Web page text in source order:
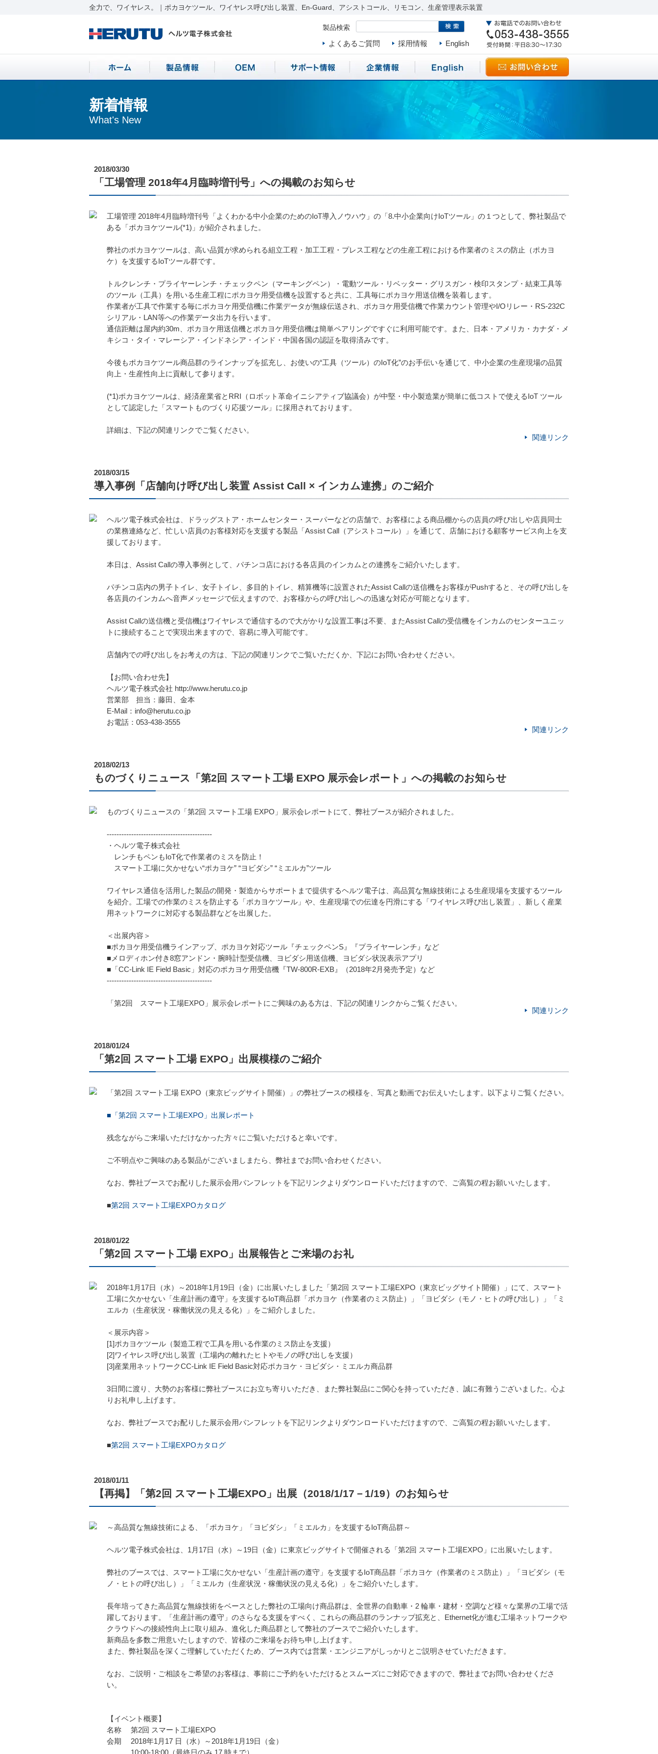
全力で、ワイヤレス。｜ポカヨケツール、ワイヤレス呼び出し装置、En-Guard、アシストコール、リモコン、生産管理表示装置
製品検索
よくあるご質問 採用情報 English
新着情報
What's New
2018/03/30
「工場管理 2018年4月臨時増刊号」への掲載のお知らせ
工場管理 2018年4月臨時増刊号「よくわかる中小企業のためのIoT導入ノウハウ」の「8.中小企業向けIoTツール」の１つとして、弊社製品で
ある「ポカヨケツール(*1)」が紹介されました。
弊社のポカヨケツールは、高い品質が求められる組立工程・加工工程・プレス工程などの生産工程における作業者のミスの防止（ポカヨ
ケ）を支援するIoTツール群です。
トルクレンチ・プライヤーレンチ・チェックペン（マーキングペン）・電動ツール・リベッター・グリスガン・検印スタンプ・結束工具等
のツール（工具）を用いる生産工程にポカヨケ用受信機を設置すると共に、工具毎にポカヨケ用送信機を装着します。
作業者が工具で作業する毎にポカヨケ用受信機に作業データが無線伝送され、ポカヨケ用受信機で作業カウント管理やI/Oリレー・RS-232C
シリアル・LAN等への作業データ出力を行います。
通信距離は屋内約30m、ポカヨケ用送信機とポカヨケ用受信機は簡単ペアリングですぐに利用可能です。また、日本・アメリカ・カナダ・メ
キシコ・タイ・マレーシア・インドネシア・インド・中国各国の認証を取得済みです。
今後もポカヨケツール商品群のラインナップを拡充し、お使いの“工具（ツール）のIoT化”のお手伝いを通じて、中小企業の生産現場の品質
向上・生産性向上に貢献して参ります。
(*1)ポカヨケツールは、経済産業省とRRI（ロボット革命イニシアティブ協議会）が中堅・中小製造業が簡単に低コストで使えるIoT ツール
として認定した「スマートものづくり応援ツール」に採用されております。
詳細は、下記の関連リンクでご覧ください。
関連リンク
2018/03/15
導入事例「店舗向け呼び出し装置 Assist Call × インカム連携」のご紹介
ヘルツ電子株式会社は、ドラッグストア・ホームセンター・スーパーなどの店舗で、お客様による商品棚からの店員の呼び出しや店員同士
の業務連絡など、忙しい店員のお客様対応を支援する製品「Assist Call（アシストコール）」を通じて、店舗における顧客サービス向上を支
援しております。
本日は、Assist Callの導入事例として、パチンコ店における各店員のインカムとの連携をご紹介いたします。
パチンコ店内の男子トイレ、女子トイレ、多目的トイレ、精算機等に設置されたAssist Callの送信機をお客様がPushすると、その呼び出しを
各店員のインカムへ音声メッセージで伝えますので、お客様からの呼び出しへの迅速な対応が可能となります。
Assist Callの送信機と受信機はワイヤレスで通信するので大がかりな設置工事は不要、またAssist Callの受信機をインカムのセンターユニッ
トに接続することで実現出来ますので、容易に導入可能です。
店舗内での呼び出しをお考えの方は、下記の関連リンクでご覧いただくか、下記にお問い合わせください。
【お問い合わせ先】
ヘルツ電子株式会社 http://www.herutu.co.jp
営業部 担当：藤田、金本
E-Mail：info@herutu.co.jp
お電話：053-438-3555
関連リンク
2018/02/13
ものづくりニュース「第2回 スマート工場 EXPO 展示会レポート」への掲載のお知らせ
ものづくりニュースの「第2回 スマート工場 EXPO」展示会レポートにて、弊社ブースが紹介されました。
-------------------------------------------
・ヘルツ電子株式会社
レンチもペンもIoT化で作業者のミスを防止！
スマート工場に欠かせない“ポカヨケ” “ヨビダシ” “ミエルカ”ツール
ワイヤレス通信を活用した製品の開発・製造からサポートまで提供するヘルツ電子は、高品質な無線技術による生産現場を支援するツール
を紹介。工場での作業のミスを防止する「ポカヨケツール」や、生産現場での伝達を円滑にする「ワイヤレス呼び出し装置」、新しく産業
用ネットワークに対応する製品群などを出展した。
＜出展内容＞
■ポカヨケ用受信機ラインアップ、ポカヨケ対応ツール『チェックペンS』『プライヤーレンチ』など
■メロディホン付き8窓アンドン・腕時計型受信機、ヨビダシ用送信機、ヨビダシ状況表示アプリ
■「CC-Link IE Field Basic」対応のポカヨケ用受信機『TW-800R-EXB』（2018年2月発売予定）など
-------------------------------------------
「第2回 スマート工場EXPO」展示会レポートにご興味のある方は、下記の関連リンクからご覧ください。
関連リンク
2018/01/24
「第2回 スマート工場 EXPO」出展模様のご紹介
「第2回 スマート工場 EXPO（東京ビッグサイト開催）」の弊社ブースの模様を、写真と動画でお伝えいたします。以下よりご覧ください。
■「第2回 スマート工場EXPO」出展レポート
残念ながらご来場いただけなかった方々にご覧いただけると幸いです。
ご不明点やご興味のある製品がございましまたら、弊社までお問い合わせください。
なお、弊社ブースでお配りした展示会用パンフレットを下記リンクよりダウンロードいただけますので、ご高覧の程お願いいたします。
■第2回 スマート工場EXPOカタログ
2018/01/22
「第2回 スマート工場 EXPO」出展報告とご来場のお礼
2018年1月17日（水）～2018年1月19日（金）に出展いたしました「第2回 スマート工場EXPO（東京ビッグサイト開催）」にて、スマート
工場に欠かせない「生産計画の遵守」を支援するIoT商品群「ポカヨケ（作業者のミス防止）」「ヨビダシ（モノ・ヒトの呼び出し）」「ミ
エルカ（生産状況・稼働状況の見える化）」をご紹介しました。
＜展示内容＞
[1]ポカヨケツール（製造工程で工具を用いる作業のミス防止を支援）
[2]ワイヤレス呼び出し装置（工場内の離れたヒトやモノの呼び出しを支援）
[3]産業用ネットワークCC-Link IE Field Basic対応ポカヨケ・ヨビダシ・ミエルカ商品群
3日間に渡り、大勢のお客様に弊社ブースにお立ち寄りいただき、また弊社製品にご関心を持っていただき、誠に有難うございました。心よ
りお礼申し上げます。
なお、弊社ブースでお配りした展示会用パンフレットを下記リンクよりダウンロードいただけますので、ご高覧の程お願いいたします。
■第2回 スマート工場EXPOカタログ
2018/01/11
【再掲】「第2回 スマート工場EXPO」出展（2018/1/17－1/19）のお知らせ
～高品質な無線技術による、「ポカヨケ」「ヨビダシ」「ミエルカ」を支援するIoT商品群～
ヘルツ電子株式会社は、1月17日（水）～19日（金）に東京ビッグサイトで開催される「第2回 スマート工場EXPO」に出展いたします。
弊社のブースでは、スマート工場に欠かせない「生産計画の遵守」を支援するIoT商品群「ポカヨケ（作業者のミス防止）」「ヨビダシ（モ
ノ・ヒトの呼び出し）」「ミエルカ（生産状況・稼働状況の見える化）」をご紹介いたします。
長年培ってきた高品質な無線技術をベースとした弊社の工場向け商品群は、全世界の自動車・2 輪車・建材・空調など様々な業界の工場で活
躍しております。「生産計画の遵守」のさらなる支援をすべく、これらの商品群のランナップ拡充と、Ethernet化が進む工場ネットワークや
クラウドへの接続性向上に取り組み、進化した商品群として弊社のブースでご紹介いたします。
新商品を多数ご用意いたしますので、皆様のご来場をお待ち申し上げます。
また、弊社製品を深くご理解していただくため、ブース内では営業・エンジニアがしっかりとご説明させていただきます。
なお、ご説明・ご相談をご希望のお客様は、事前にご予約をいただけるとスムーズにご対応できますので、弊社までお問い合わせくださ
い。
【イベント概要】
名称 第2回 スマート工場EXPO
会期 2018年1月17 日（水）～2018年1月19日（金）
10:00-18:00（最終日のみ 17 時まで）